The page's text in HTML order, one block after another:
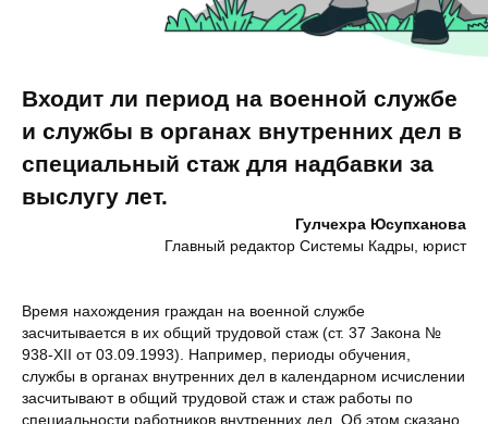
Входит ли период на военной службе
и службы в органах внутренних дел в
специальный стаж для надбавки за
выслугу лет.
Гулчехра Юсупханова
Главный редактор Системы Кадры, юрист
Время нахождения граждан на военной службе
засчитывается в их общий трудовой стаж (ст. 37 Закона №
938-XII от 03.09.1993). Например, периоды обучения,
службы в органах внутренних дел в календарном исчислении
засчитывают в общий трудовой стаж и стаж работы по
специальности работников внутренних дел. Об этом сказано